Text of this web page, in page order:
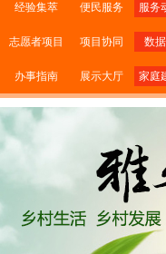
经验集萃 便民服务 服务
志愿者项目 项目协同 数
办事指南 展示大厅 家庭